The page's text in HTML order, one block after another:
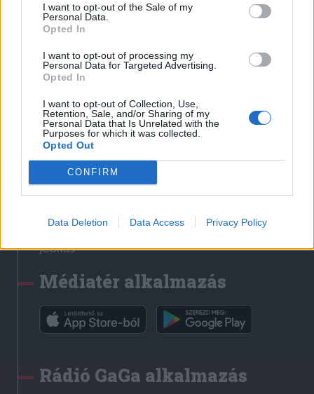
I want to opt-out of the Sale of my
Personal Data.
Opted In
I want to opt-out of processing my
Personal Data for Targeted Advertising.
Opted In
I want to opt-out of Collection, Use,
Retention, Sale, and/or Sharing of my
Personal Data that Is Unrelated with the
Purposes for which it was collected.
Opted Out
CONFIRM
Data Deletion Data Access Privacy Policy
Sütibeállítások
Médiatér
Liget
Krónika
Bihari Napló
Erdélyi Napló
Főtér
Rádió GaGa
Jóállás
Médiatér alkalmazás
Rádió GaGa alkalmazás